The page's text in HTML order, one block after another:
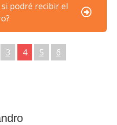
podré recibir el
3 4 5 6